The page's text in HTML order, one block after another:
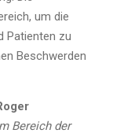
um die
Patienten zu
Beschwerden
Bereich der